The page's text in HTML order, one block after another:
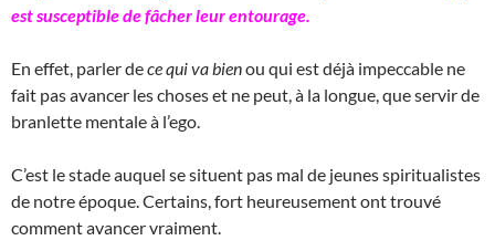
est susceptible de fâcher leur entourage.
En effet, parler dece qui va bienou qui est déjà impeccable ne
fait pas avancer les choses et ne peut, à la longue, que servir de
branlette mentale à l’ego.
C’est le stade auquel se situent pas mal de jeunes spiritualistes
de notre époque. Certains, fort heureusement ont trouvé
comment avancer vraiment.